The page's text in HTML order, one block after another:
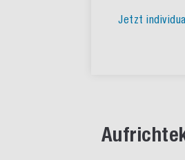
Jetzt